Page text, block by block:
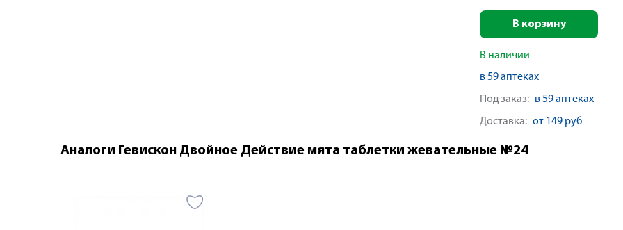
В корзину
В наличии
в 59 аптеках
Под заказ: в 59 аптеках
Доставка: от 149 руб
Аналоги Гевискон Двойное Действие мята таблетки жевательные №24